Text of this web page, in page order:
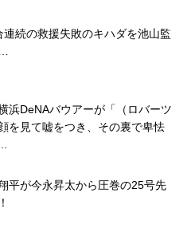
連続の救援失敗のキハダを池山監
浜DeNAバウアーが「（ロバーツ
を見て嘘をつき、その裏で卑怯
平が今永昇太から圧巻の25号先